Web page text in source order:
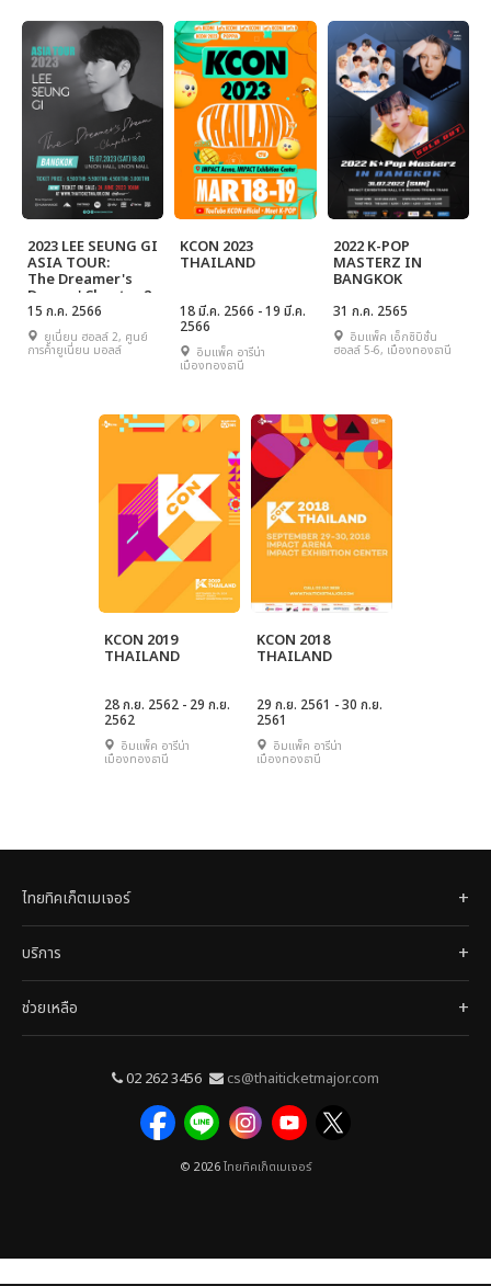
2023 LEE SEUNG GI
ASIA TOUR:
The Dreamer's
Dream ' Chapter 2
in Bangkok
15 ก.ค. 2566
ยูเนี่ยน ฮอลล์ 2, ศูนย์
การค้ายูเนี่ยน มอลล์
KCON 2023
THAILAND
18 มี.ค. 2566 - 19 มี.ค.
2566
อิมแพ็ค อารีน่า
เมืองทองธานี
2022 K-POP
MASTERZ IN
BANGKOK
31 ก.ค. 2565
อิมแพ็ค เอ็กซิบิชั่น
ฮอลล์ 5-6, เมืองทองธานี
KCON 2019
THAILAND
28 ก.ย. 2562 - 29 ก.ย.
2562
อิมแพ็ค อารีน่า
เมืองทองธานี
KCON 2018
THAILAND
29 ก.ย. 2561 - 30 ก.ย.
2561
อิมแพ็ค อารีน่า
เมืองทองธานี
ไทยทิคเก็ตเมเจอร์
บริการ
ช่วยเหลือ
02 262 3456 cs@thaiticketmajor.com
© 2026ไทยทิคเก็ตเมเจอร์